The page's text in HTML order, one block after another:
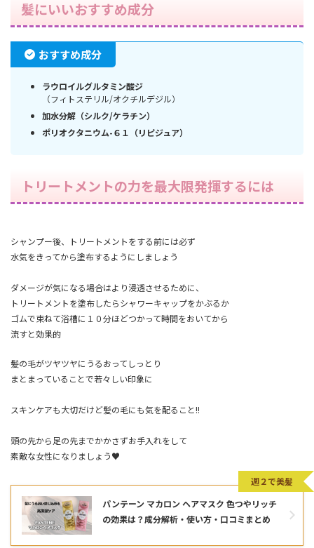
髪にいいおすすめ成分
おすすめ成分
ラウロイルグルタミン酸ジ
（フィトステリル/オクチルデジル）
加水分解（シルク/ケラチン）
ポリオクタニウム-６１（リピジュア）
トリートメントの力を最大限発揮するには
シャンプー後、トリートメントをする前には必ず
水気をきってから塗布するようにしましょう
ダメージが気になる場合はより浸透させるために、
トリートメントを塗布したらシャワーキャップをかぶるか
ゴムで束ねて浴槽に１０分ほどつかって時間をおいてから
流すと効果的
髪の毛がツヤツヤにうるおってしっとり
まとまっていることで若々しい印象に
スキンケアも大切だけど髪の毛にも気を配ること!!
頭の先から足の先までかかさずお手入れをして
素敵な女性になりましょう♥
パンテーン マカロン ヘアマスク 色つやリッチ
の効果は？成分解析・使い方・口コミまとめ
週２で美髪